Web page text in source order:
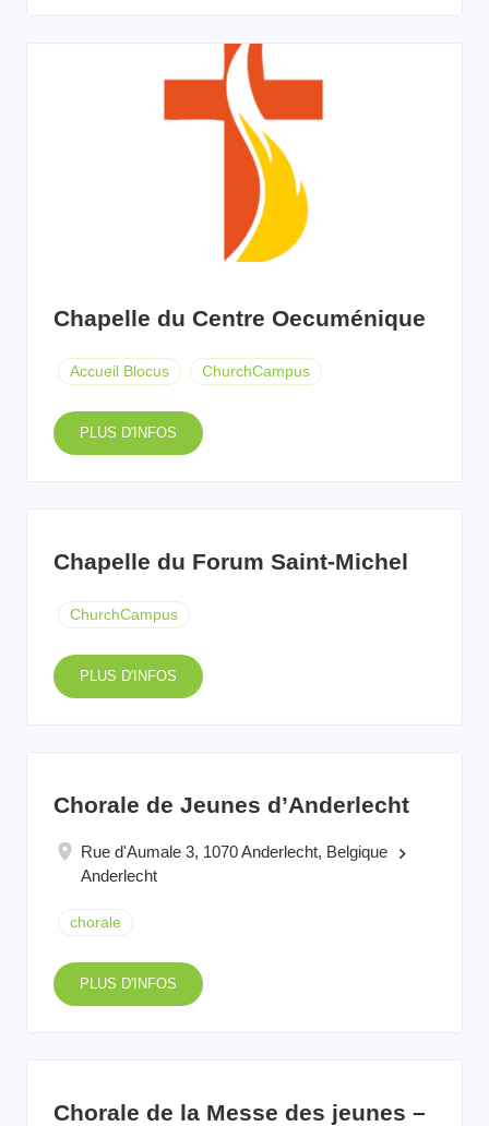
Chapelle du Centre Oecuménique
Accueil Blocus ChurchCampus
PLUS D'INFOS
Chapelle du Forum Saint-Michel
ChurchCampus
PLUS D'INFOS
Chorale de Jeunes d’Anderlecht
Rue d'Aumale 3, 1070 Anderlecht, Belgique keyboard_arrow_right
Anderlecht
chorale
PLUS D'INFOS
Chorale de la Messe des jeunes –